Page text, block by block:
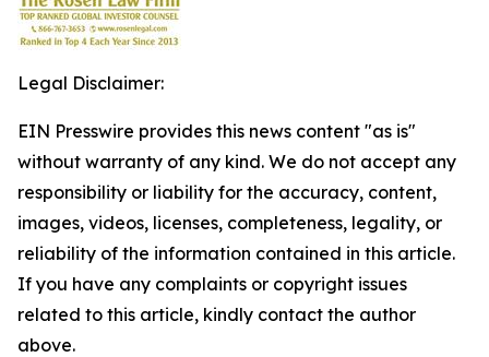
Legal Disclaimer:
EIN Presswire provides this news content "as is"
without warranty of any kind. We do not accept any
responsibility or liability for the accuracy, content,
images, videos, licenses, completeness, legality, or
reliability of the information contained in this article.
If you have any complaints or copyright issues
related to this article, kindly contact the author
above.